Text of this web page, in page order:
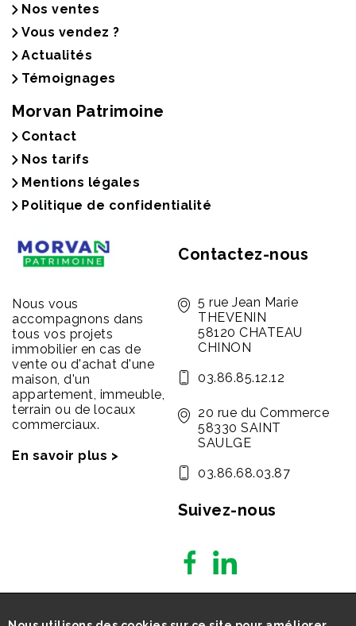
Nos ventes
Vous vendez ?
Actualités
Témoignages
Morvan Patrimoine
Contact
Nos tarifs
Mentions légales
Politique de confidentialité
Nous vous
accompagnons dans
tous vos projets
immobilier en cas de
vente ou d'achat d'une
maison, d'un
appartement, immeuble,
terrain ou de locaux
commerciaux.
En savoir plus >
Contactez-nous
5 rue Jean Marie
THEVENIN
58120 CHATEAU
CHINON
03.86.85.12.12
20 rue du Commerce
58330 SAINT
SAULGE
03.86.68.03.87
Suivez-nous